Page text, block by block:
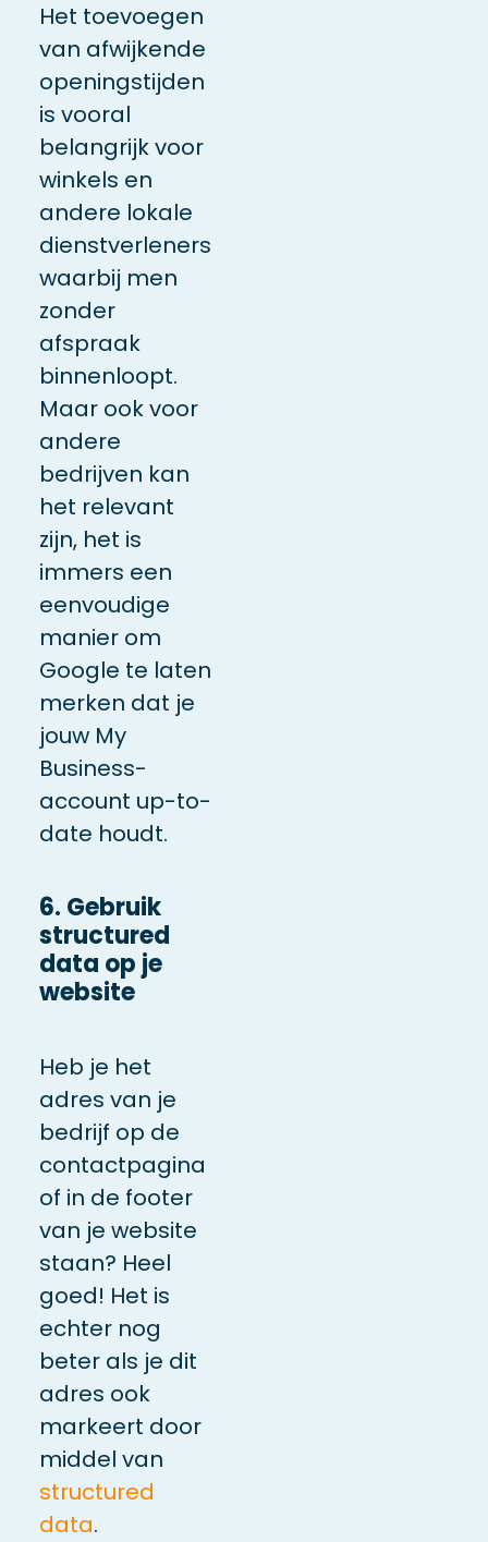
Het toevoegen
van afwijkende
openingstijden
is vooral
belangrijk voor
winkels en
andere lokale
dienstverleners
waarbij men
zonder
afspraak
binnenloopt.
Maar ook voor
andere
bedrijven kan
het relevant
zijn, het is
immers een
eenvoudige
manier om
Google te laten
merken dat je
jouw My
Business-
account up-to-
date houdt.
6. Gebruik
structured
data op je
website
Heb je het
adres van je
bedrijf op de
contactpagina
of in de footer
van je website
staan? Heel
goed! Het is
echter nog
beter als je dit
adres ook
markeert door
middel van
structured
data.